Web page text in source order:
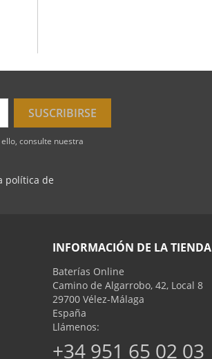
consulte nuestra
política de
INFORMACIÓN DE LA TIENDA
Baterías Online
Camino de Algarrobo, 42, Local 8
29700 Vélez-Málaga
España
Llámenos:
+34 951 65 02 03